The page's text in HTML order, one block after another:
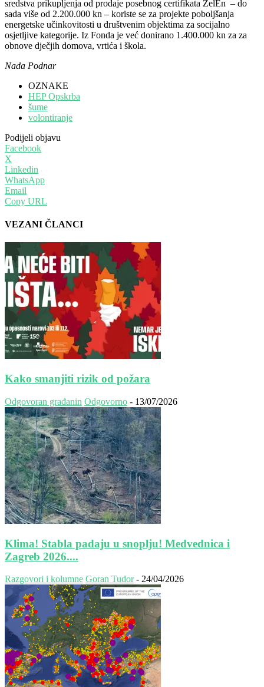
sredstva prikupljenja od prodaje posebnog certifikata ZelEn – do
sada više od 2.200.000 kn – koriste se za projekte poboljšanja
energetske učinkovitosti u društvenim objektima za socijalno
osjetljive kategorije. Iz Fonda je već donirano 1.400.000 kn za za
obnove dječjih domova, vrtića i škola.
Nada Podnar
OZNAKE
HEP Opskrba
šume
volontiranje
Podijeli objavu
Facebook
X
Linkedin
WhatsApp
Email
Copy URL
VEZANI ČLANCI
Kako smanjiti rizik od požara
Odgovoran građanin Odgovorno - 13/07/2026
Klima! Stabla padaju u snoplju! Medvednica i
Zagreb 2026....
Razgovori i kolumne Goran Tudor - 24/04/2026